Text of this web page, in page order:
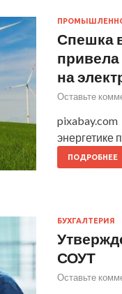
Спешка
на
Оставьте
энергетике
ПОДРОБНЕЕ
БУХГАЛТЕРИЯ
СОУТ
Оставьте